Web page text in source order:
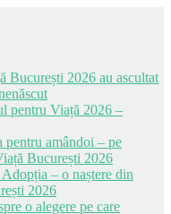
București 2026 au ascultat
pentru Viață 2026 –
pentru amândoi – pe
București 2026
– o naștere din
2026
o alegere pe care